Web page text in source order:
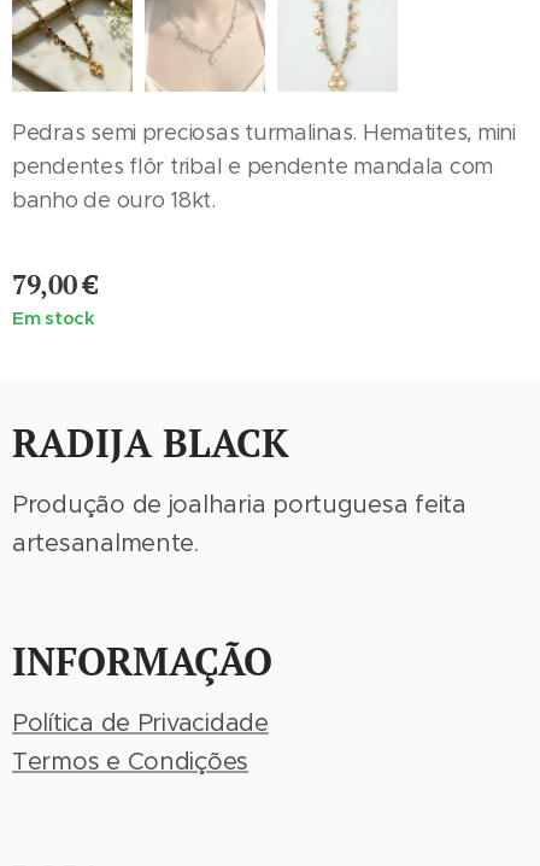
Pedras semi preciosas turmalinas. Hematites, mini
pendentes flôr tribal e pendente mandala com
banho de ouro 18kt.
79,00€
Em stock
RADIJA BLACK
Produção de joalharia portuguesa feita
artesanalmente.
INFORMAÇÃO
Política de Privacidade
Termos e Condições